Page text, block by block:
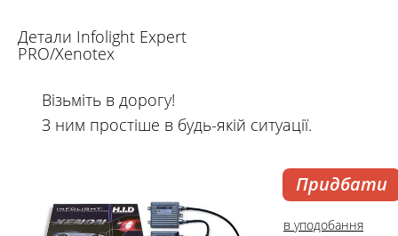
Детали Infolight Expert
PRO/Xenotex
Візьміть в дорогу!
З ним простіше в будь-якій ситуації.
Придбати
в уподобання